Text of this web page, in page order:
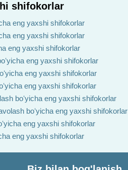
shifokorlar
eng yaxshi shifokorlar
eng yaxshi shifokorlar
eng yaxshi shifokorlar
eng yaxshi shifokorlar
eng yaxshi shifokorlar
eng yaxshi shifokorlar
boʻyicha eng yaxshi shifokorlar
boʻyicha eng yaxshi shifokorlar
eng yaxshi shifokorlar
eng yaxshi shifokorlar